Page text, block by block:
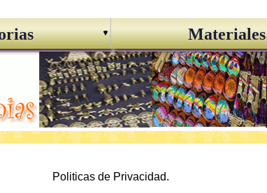
Materiales
Politicas de Privacidad.